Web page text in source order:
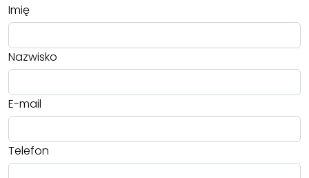
Imię
Nazwisko
E-mail
Telefon